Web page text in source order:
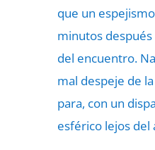
que un
minutos
del encuentro.
mal despeje de
para, con un
esférico lejos del